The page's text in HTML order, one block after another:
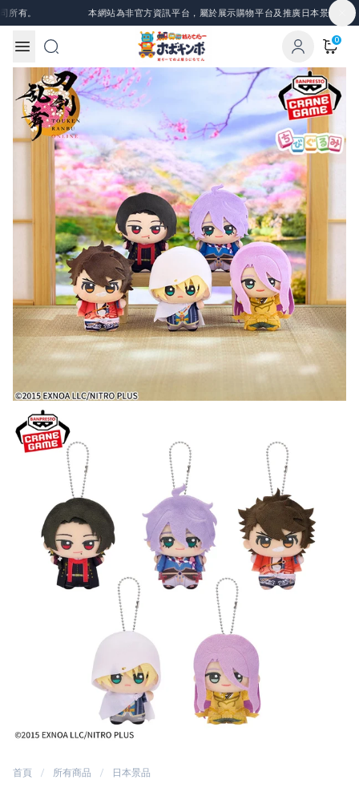
Skip to content
有。 本網站為非官方資訊平台，屬於展示購物平台及推廣日本景品、一
0
首頁 所有商品 日本景品